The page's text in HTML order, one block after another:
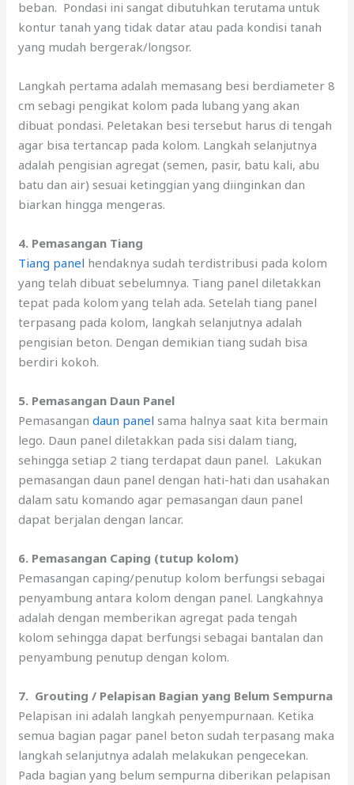
beban. Pondasi ini sangat dibutuhkan terutama untuk
kontur tanah yang tidak datar atau pada kondisi tanah
yang mudah bergerak/longsor.
Langkah pertama adalah memasang besi berdiameter 8
cm sebagi pengikat kolom pada lubang yang akan
dibuat pondasi. Peletakan besi tersebut harus di tengah
agar bisa tertancap pada kolom. Langkah selanjutnya
adalah pengisian agregat (semen, pasir, batu kali, abu
batu dan air) sesuai ketinggian yang diinginkan dan
biarkan hingga mengeras.
4. Pemasangan Tiang
Tiang panel hendaknya sudah terdistribusi pada kolom
yang telah dibuat sebelumnya. Tiang panel diletakkan
tepat pada kolom yang telah ada. Setelah tiang panel
terpasang pada kolom, langkah selanjutnya adalah
pengisian beton. Dengan demikian tiang sudah bisa
berdiri kokoh.
5. Pemasangan Daun Panel
Pemasangandaun panel sama halnya saat kita bermain
lego. Daun panel diletakkan pada sisi dalam tiang,
sehingga setiap 2 tiang terdapat daun panel. Lakukan
pemasangan daun panel dengan hati-hati dan usahakan
dalam satu komando agar pemasangan daun panel
dapat berjalan dengan lancar.
6. Pemasangan Caping (tutup kolom)
Pemasangan caping/penutup kolom berfungsi sebagai
penyambung antara kolom dengan panel. Langkahnya
adalah dengan memberikan agregat pada tengah
kolom sehingga dapat berfungsi sebagai bantalan dan
penyambung penutup dengan kolom.
7. Grouting / Pelapisan Bagian yang Belum Sempurna
Pelapisan ini adalah langkah penyempurnaan. Ketika
semua bagian pagar panel beton sudah terpasang maka
langkah selanjutnya adalah melakukan pengecekan.
Pada bagian yang belum sempurna diberikan pelapisan